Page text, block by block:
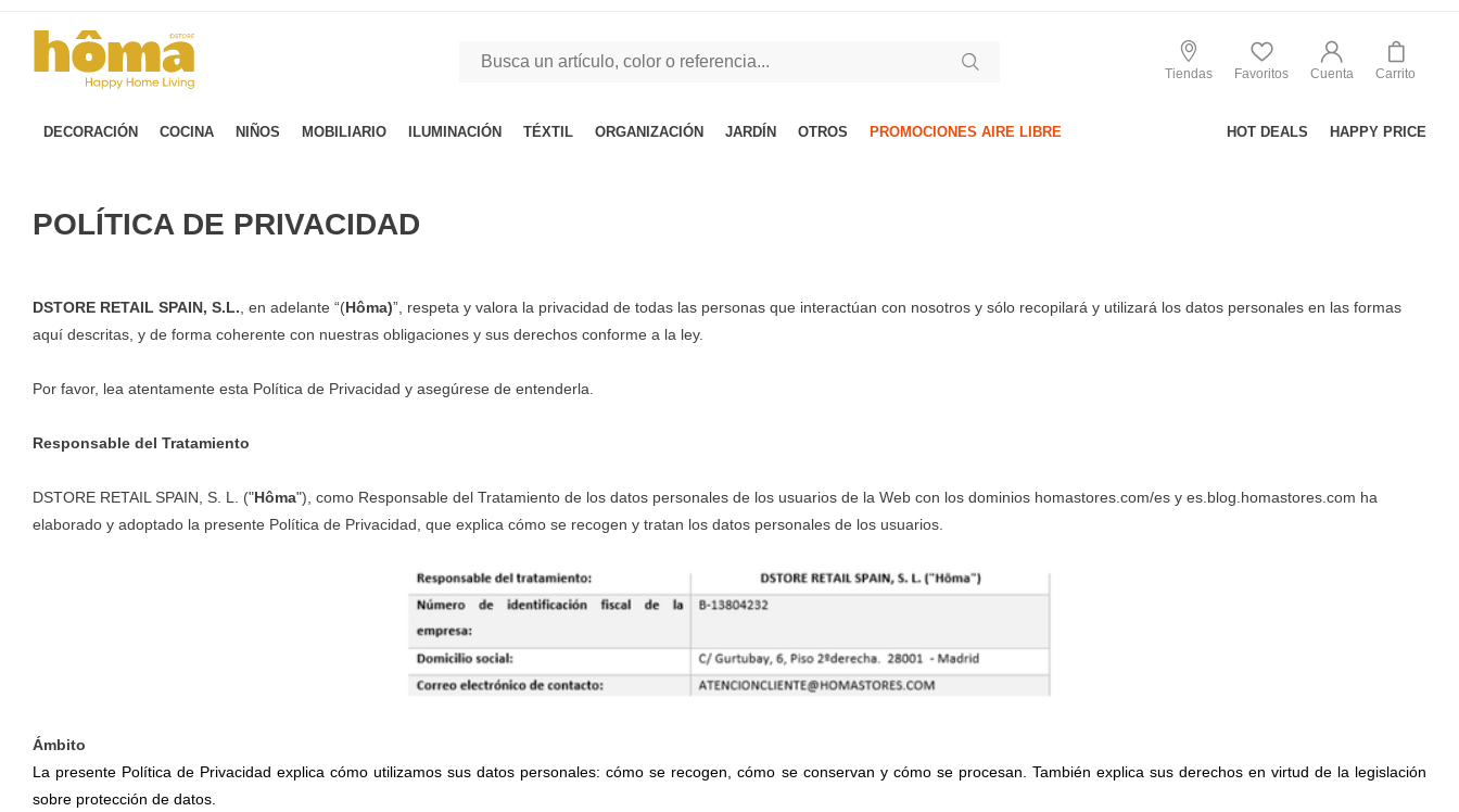
Tiendas Favoritos Cuenta Carrito
DECORACIÓN COCINA NIÑOS MOBILIARIO ILUMINACIÓN TÉXTIL ORGANIZACIÓN JARDÍN OTROS PROMOCIONES AIRE LIBRE HOT DEALS HAPPY PRICE
POLÍTICA DE PRIVACIDAD
DSTORE RETAIL SPAIN, S.L., en adelante “(Hôma)”, respeta y valora la privacidad de todas las personas que interactúan con nosotros y sólo recopilará y utilizará los datos personales en las formas
aquí descritas, y de forma coherente con nuestras obligaciones y sus derechos conforme a la ley.
Por favor, lea atentamente esta Política de Privacidad y asegúrese de entenderla.
Responsable del Tratamiento
DSTORE RETAIL SPAIN, S. L. ("Hôma"), como Responsable del Tratamiento de los datos personales de los usuarios de la Web con los dominios homastores.com/es y es.blog.homastores.com ha
elaborado y adoptado la presente Política de Privacidad, que explica cómo se recogen y tratan los datos personales de los usuarios.
Ámbito
La presente Política de Privacidad explica cómo utilizamos sus datos personales: cómo se recogen, cómo se conservan y cómo se procesan. También explica sus derechos en virtud de la legislación
sobre protección de datos.